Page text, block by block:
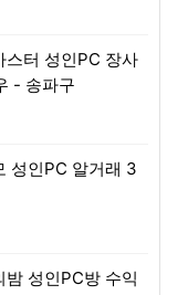
터 성인PC 장사
- 송파구
성인PC 알거래 3
성인PC방 수익